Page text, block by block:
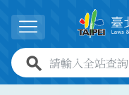
展開選單
全站查詢關鍵字